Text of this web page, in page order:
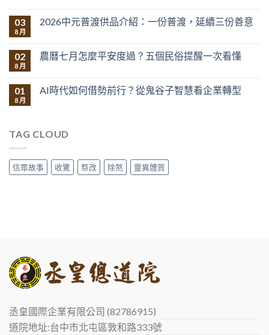
03
8 月
2026中元普渡供品介紹：一份普渡，延續三份善意
02
8 月
農曆七月怎麼平安度過？五個民俗提醒一次看懂
01
8 月
AI時代如何借勢前行？從鬼谷子智慧看企業轉型
TAG CLOUD
信眾故事 收驚 祭改 除煞 靈異體質
丞皇國際企業有限公司 (82786915)
道院地址:台中市北屯區敦和路333號